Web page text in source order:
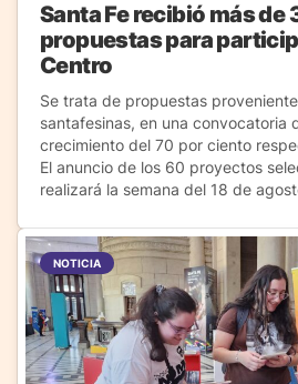
Santa Fe recibió más de
propuestas para
Centro
Se trata de propuestas
santafesinas, en una convocatoria
crecimiento del 70 por ciento
El anuncio de los 60 proyectos
realizará la semana del 18 de
NOTICIA